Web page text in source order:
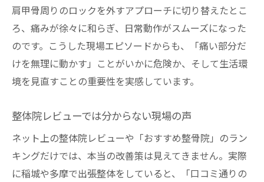
肩甲骨周りのロックを外すアプローチに切り替えたとこ
ろ、痛みが徐々に和らぎ、日常動作がスムーズになった
のです。こうした現場エピソードからも、「痛い部分だ
けを無理に動かす」ことがいかに危険か、そして生活環
境を見直すことの重要性を実感しています。
整体院レビューでは分からない現場の声
ネット上の整体院レビューや「おすすめ整骨院」のラン
キングだけでは、本当の改善策は見えてきません。実際
に稲城や多摩で出張整体をしていると、「口コミ通りの